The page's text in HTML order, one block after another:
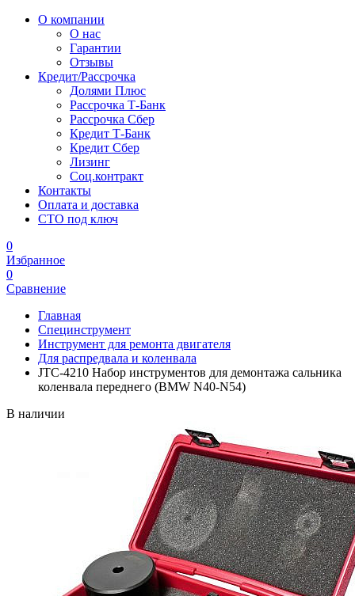
О компании
О нас
Гарантии
Отзывы
Кредит/Рассрочка
Долями Плюс
Рассрочка Т-Банк
Рассрочка Сбер
Кредит Т-Банк
Кредит Сбер
Лизинг
Соц.контракт
Контакты
Оплата и доставка
СТО под ключ
0
Избранное
0
Сравнение
Главная
Специнструмент
Инструмент для ремонта двигателя
Для распредвала и коленвала
JTC-4210 Набор инструментов для демонтажа сальника
коленвала переднего (BMW N40-N54)
В наличии